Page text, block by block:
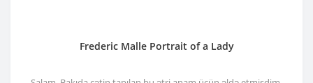
Frederic Malle Portrait of a Lady